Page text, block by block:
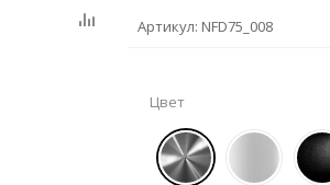
Артикул: NFD75_008
Цвет